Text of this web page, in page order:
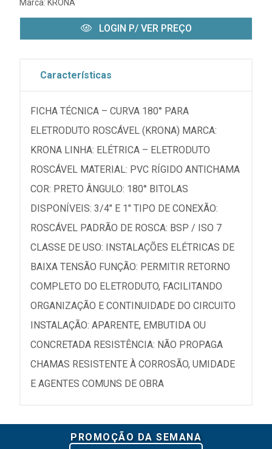
Marca: KRONA
LOGIN P/ VER PREÇO
Características
FICHA TÉCNICA – CURVA 180° PARA
ELETRODUTO ROSCÁVEL (KRONA) MARCA:
KRONA LINHA: ELÉTRICA – ELETRODUTO
ROSCÁVEL MATERIAL: PVC RÍGIDO ANTICHAMA
COR: PRETO ÂNGULO: 180° BITOLAS
DISPONÍVEIS: 3/4" E 1" TIPO DE CONEXÃO:
ROSCÁVEL PADRÃO DE ROSCA: BSP / ISO 7
CLASSE DE USO: INSTALAÇÕES ELÉTRICAS DE
BAIXA TENSÃO FUNÇÃO: PERMITIR RETORNO
COMPLETO DO ELETRODUTO, FACILITANDO
ORGANIZAÇÃO E CONTINUIDADE DO CIRCUITO
INSTALAÇÃO: APARENTE, EMBUTIDA OU
CONCRETADA RESISTÊNCIA: NÃO PROPAGA
CHAMAS RESISTENTE À CORROSÃO, UMIDADE
E AGENTES COMUNS DE OBRA
PROMOÇÃO DA SEMANA